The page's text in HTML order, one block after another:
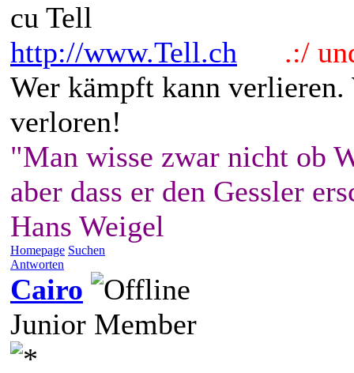
cu Tell
http://www.Tell.ch
.:/
Wer kämpft kann
verloren!
"Man wisse zwar nicht ob
aber dass er den Gessler
Hans Weigel
Homepage Suchen
Antworten
Cairo
Junior Member